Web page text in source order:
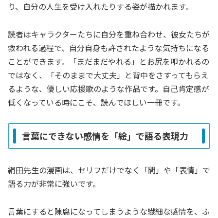
り、自分の人生を受け入れたりする姿が描かれます。
読者はキャラクターたちに自分を重ね合わせ、彼女たちが
救われる過程で、自分自身も許されたような気持ちになる
ことができます。「まだまだやれる」とお尻を叩かれるの
ではなく、「そのままで大丈夫」と背中をさすってもらえ
るような、優しい応援歌のような作品です。自己肯定感が
低くなっている時にこそ、読んでほしい一冊です。
言葉にできない感情を「絵」で語る表現力
絹田先生の漫画は、セリフだけでなく「間」や「表情」で
語る力が非常に強いです。
言葉にすると陳腐になってしまうような繊細な感情を、ふ